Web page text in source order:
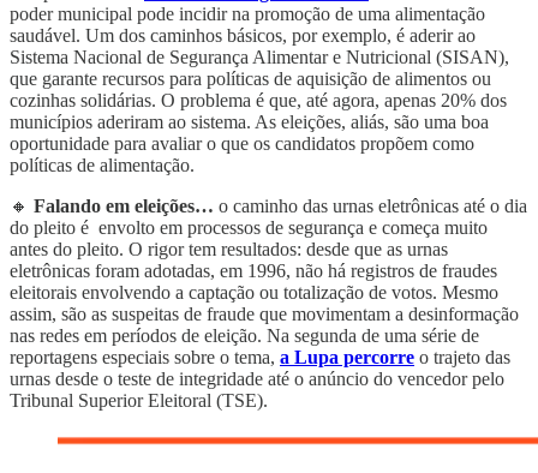
poder municipal pode incidir na promoção de uma alimentação
saudável. Um dos caminhos básicos, por exemplo, é aderir ao
Sistema Nacional de Segurança Alimentar e Nutricional (SISAN),
que garante recursos para políticas de aquisição de alimentos ou
cozinhas solidárias. O problema é que, até agora, apenas 20% dos
municípios aderiram ao sistema. As eleições, aliás, são uma boa
oportunidade para avaliar o que os candidatos propõem como
políticas de alimentação.
🔸 Falando em eleições… o caminho das urnas eletrônicas até o dia
do pleito é envolto em processos de segurança e começa muito
antes do pleito. O rigor tem resultados: desde que as urnas
eletrônicas foram adotadas, em 1996, não há registros de fraudes
eleitorais envolvendo a captação ou totalização de votos. Mesmo
assim, são as suspeitas de fraude que movimentam a desinformação
nas redes em períodos de eleição. Na segunda de uma série de
reportagens especiais sobre o tema, a Lupa percorre o trajeto das
urnas desde o teste de integridade até o anúncio do vencedor pelo
Tribunal Superior Eleitoral (TSE).